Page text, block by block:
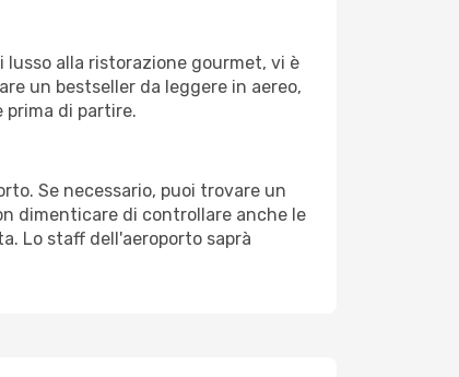
alla ristorazione gourmet, vi è
un bestseller da leggere in aereo,
di partire.
Se necessario, puoi trovare un
dimenticare di controllare anche le
Lo staff dell'aeroporto saprà